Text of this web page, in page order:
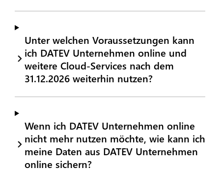
Unter welchen Voraussetzungen kann
ich DATEV Unternehmen online und
weitere Cloud-Services nach dem
31.12.2026 weiterhin nutzen?
Wenn ich DATEV Unternehmen online
nicht mehr nutzen möchte, wie kann ich
meine Daten aus DATEV Unternehmen
online sichern?